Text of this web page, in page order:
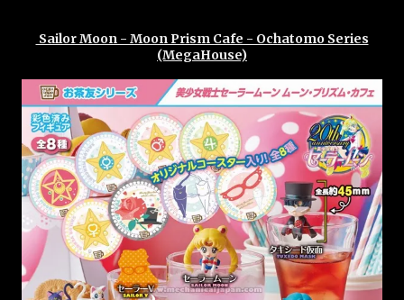
Sailor Moon - Moon Prism Cafe - Ochatomo Series
(MegaHouse)